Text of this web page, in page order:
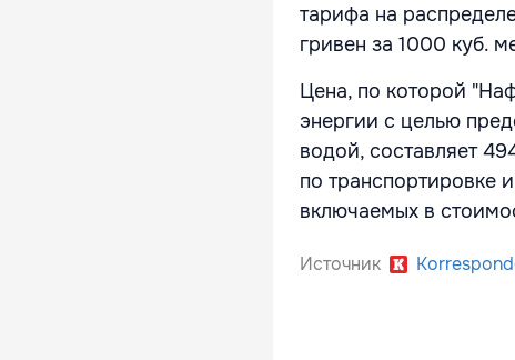
тарифа на
гривен за 1000 куб.
Цена, по которой
энергии с целью
водой, составляет
по транспортировке
включаемых в
Источник